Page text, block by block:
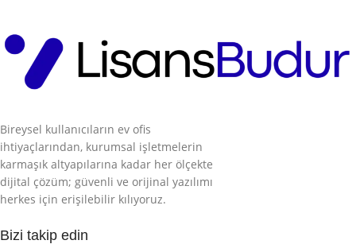
Bireysel kullanıcıların ev ofis
ihtiyaçlarından, kurumsal işletmelerin
karmaşık altyapılarına kadar her ölçekte
dijital çözüm; güvenli ve orijinal yazılımı
herkes için erişilebilir kılıyoruz.
Bizi takip edin